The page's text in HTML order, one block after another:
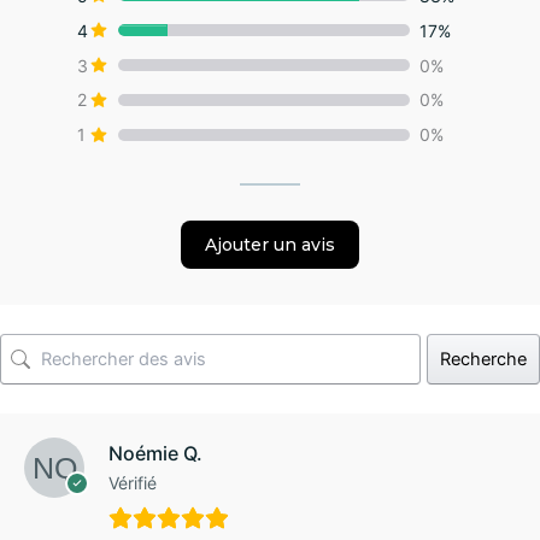
4
17%
3
0%
2
0%
1
0%
Ajouter un avis
Recherche
Noémie Q.
Vérifié